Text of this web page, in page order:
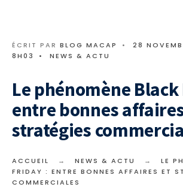
ÉCRIT PAR BLOG MACAP • 28
8H03
• NEWS & ACTU
Le phénomène
entre bonnes
stratégies
ACCUEIL NEWS & ACTU
LE
FRIDAY : ENTRE BONNES AFFAIRES ET
COMMERCIALES